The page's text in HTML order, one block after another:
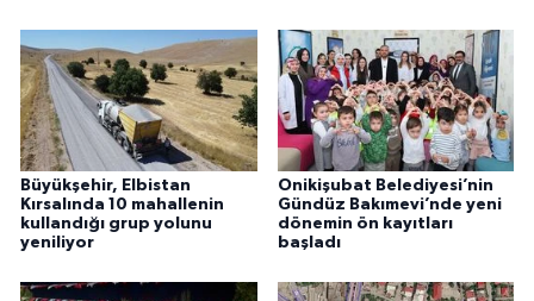
Büyükşehir, Elbistan
Kırsalında 10 mahallenin
kullandığı grup yolunu
yeniliyor
Onikişubat Belediyesi’nin
Gündüz Bakımevi’nde yeni
dönemin ön kayıtları
başladı